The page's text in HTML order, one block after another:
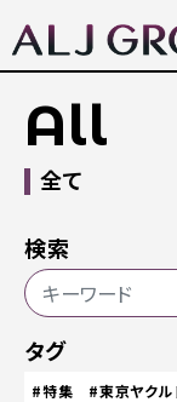
All
全て
検索
タグ
#特集 #東京ヤクル